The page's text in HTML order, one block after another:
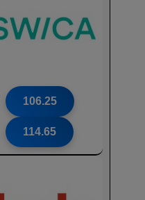
106.25
114.65